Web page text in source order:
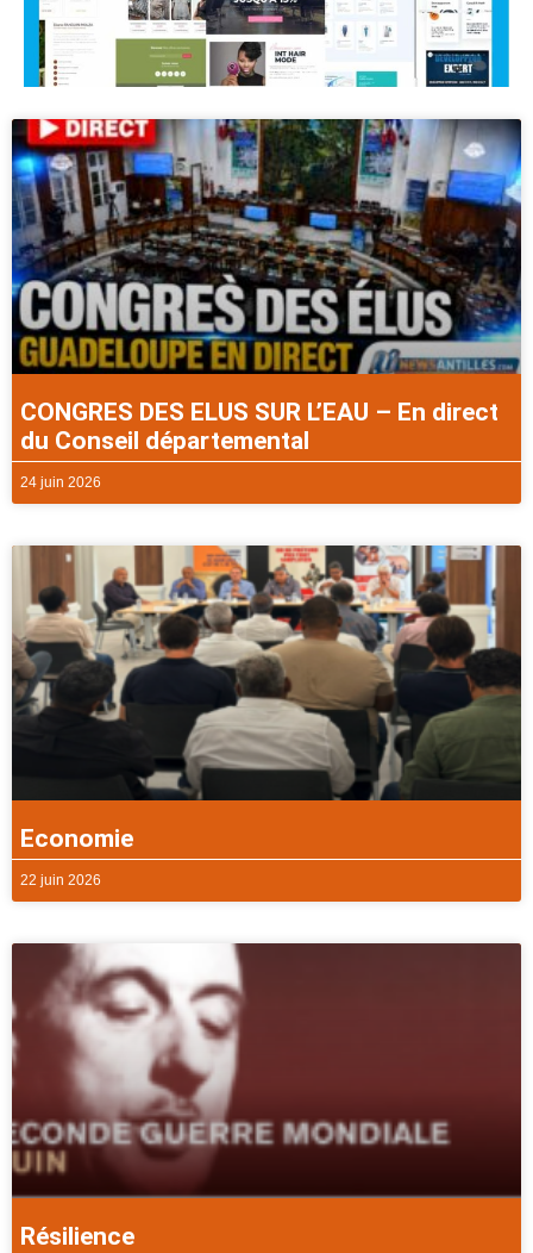
CONGRES DES ELUS SUR L’EAU – En direct
du Conseil départemental
24 juin 2026
Economie
22 juin 2026
Résilience